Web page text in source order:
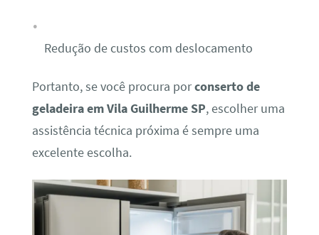
Redução de custos com deslocamento
Portanto, se você procura porconserto de
geladeira em Vila Guilherme SP, escolher uma
assistência técnica próxima é sempre uma
excelente escolha.